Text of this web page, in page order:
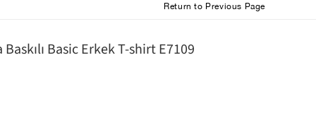
Return to Previous Page
Basic Erkek T-shirt E7109